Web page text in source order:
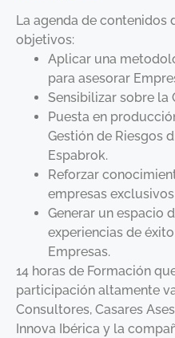
La agenda de
objetivos:
Aplicar una
para asesorar
Sensibilizar sobre la
Puesta en
Gestión de Riesgos
Espabrok.
Reforzar
empresas
Generar un espacio
experiencias de
Empresas.
14 horas de Formación
participación altamente
Consultores, Casares
Innova Ibérica y la